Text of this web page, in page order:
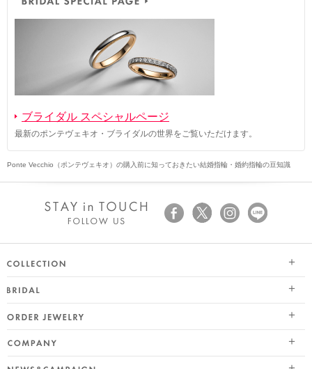
ブライダル スペシャルページ
最新のポンテヴェキオ・ブライダルの世界をご覧いただけます。
Ponte Vecchio（ポンテヴェキオ）の購入前に知っておきたい結婚指輪・婚約指輪の豆知識
SEASON COLLECTION（シーズンコレクション）
ETERNO FAMILY（エテルノ・ファミリー）
PURE PLATINUM 999（ピュアプラチナ999）
ブライダル トップ
婚約指輪（エンゲージリング）
オーダージュエリー